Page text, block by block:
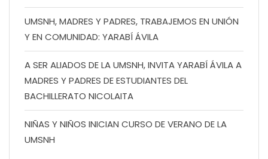
UMSNH, MADRES Y PADRES, TRABAJEMOS EN UNIÓN
Y EN COMUNIDAD: YARABÍ ÁVILA
A SER ALIADOS DE LA UMSNH, INVITA YARABÍ ÁVILA A
MADRES Y PADRES DE ESTUDIANTES DEL
BACHILLERATO NICOLAITA
NIÑAS Y NIÑOS INICIAN CURSO DE VERANO DE LA
UMSNH